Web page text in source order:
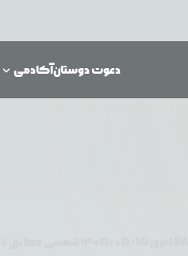
آکادمیدعوت دوستان